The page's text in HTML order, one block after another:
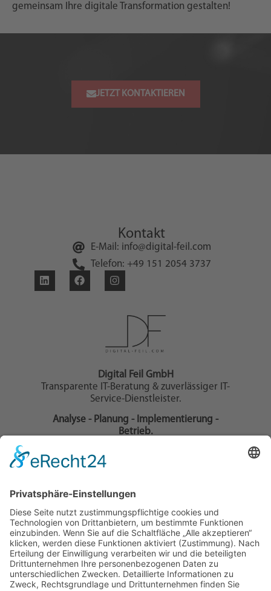
gemeinsam Ihre digitale Transformation gestalten!
JETZT KONTAKTIEREN
Digital Feil GmbH
Transparente IT-Beratung & zuverlässiger IT-
Service-Dienstleister.
Analyse - Planung - Implementierung -
Betrieb.
Dienstleister und Full-Service-Webagentur, mit
zielgerichteter IT-Beratung und Cloud-
Kontakt
E-Mail: info@digital-feil.com
Telefon: +49 151 2054 3737
Informationen
Homepage
Impressum
Datenschutzerklärung
Kontakt